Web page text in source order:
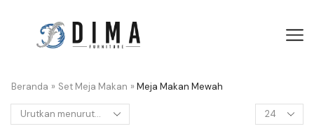
Beranda » Set Meja Makan » Meja Makan Mewah